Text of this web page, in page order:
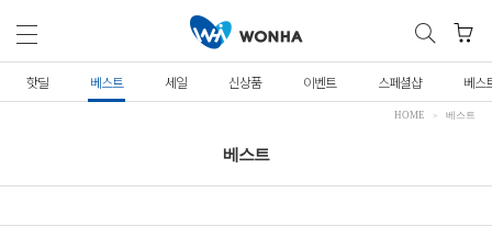
핫딜 베스트 세일 신상품 이벤트 스페셜샵 베스
HOME 베스트
베스트